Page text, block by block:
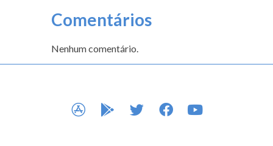
Comentários
Nenhum comentário.
APP STOREGOOGLE PLAY
TWITTERFACEBOOK